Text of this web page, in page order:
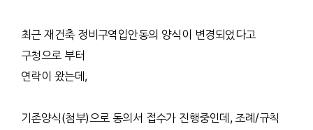
최근 재건축 정비구역입안동의 양식이 변경되었다고
구청으로 부터
연락이 왔는데,
기존양식(첨부)으로 동의서 접수가 진행중인데, 조례/규칙